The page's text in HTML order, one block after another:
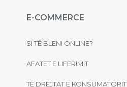
E-COMMERCE
SI TË BLENI ONLINE?
AFATET E LIFERIMIT
TË DREJTAT E KONSUMATORIT